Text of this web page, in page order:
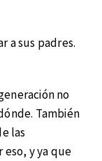
a sus padres.
no
También
las
eso, y ya que